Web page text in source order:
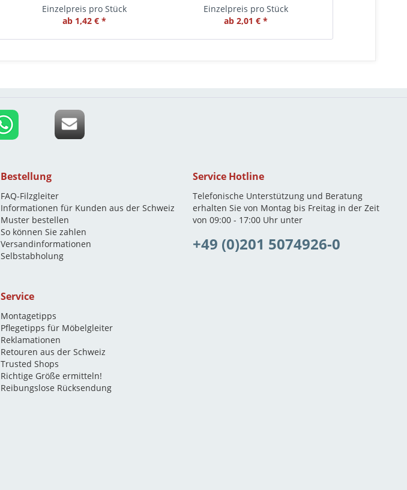
Einzelpreis pro Stück
ab 1,42 € *
Einzelpreis pro Stück
ab 2,01 € *
Bestellung
FAQ-Filzgleiter
Informationen für Kunden aus der Schweiz
Muster bestellen
So können Sie zahlen
Versandinformationen
Selbstabholung
Service
Montagetipps
Pflegetipps für Möbelgleiter
Reklamationen
Retouren aus der Schweiz
Trusted Shops
Richtige Größe ermitteln!
Reibungslose Rücksendung
Service Hotline
Telefonische Unterstützung und Beratung
erhalten Sie von Montag bis Freitag in der Zeit
von 09:00 - 17:00 Uhr unter
+49 (0)201 5074926-0